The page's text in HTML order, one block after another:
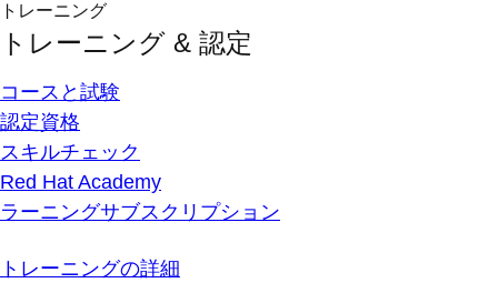
トレーニング
トレーニング & 認定
コースと試験
認定資格
スキルチェック
Red Hat Academy
ラーニングサブスクリプション
トレーニングの詳細